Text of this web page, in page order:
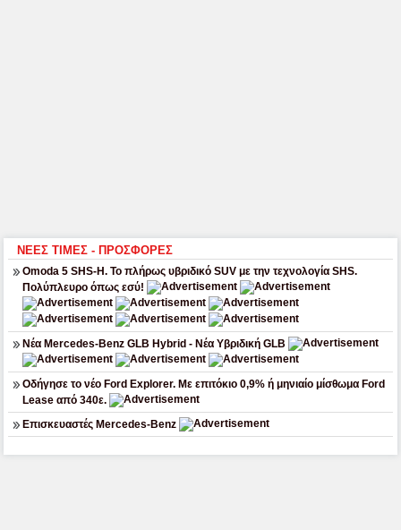
ΝΕΕΣ ΤΙΜΕΣ - ΠΡΟΣΦΟΡΕΣ
Omoda 5 SHS-H. Το πλήρως υβριδικό SUV με την τεχνολογία SHS.
Πολύπλευρο όπως εσύ!
Νέα Mercedes-Benz GLB Hybrid - Νέα Υβριδική GLB
Οδήγησε το νέο Ford Explorer. Με επιτόκιο 0,9% ή μηνιαίο μίσθωμα Ford
Lease από 340ε.
Επισκευαστές Mercedes-Benz